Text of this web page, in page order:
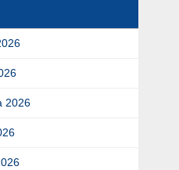
2026